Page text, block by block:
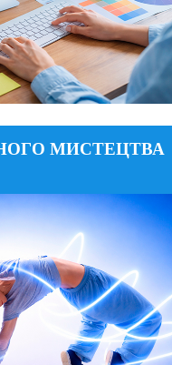
МИСТЕЦТВА
Email:
rhf@ukr.net
Тел:
+38 (097) 877-00-01
Адреса:
36, корпус
№ 1, каб. 105